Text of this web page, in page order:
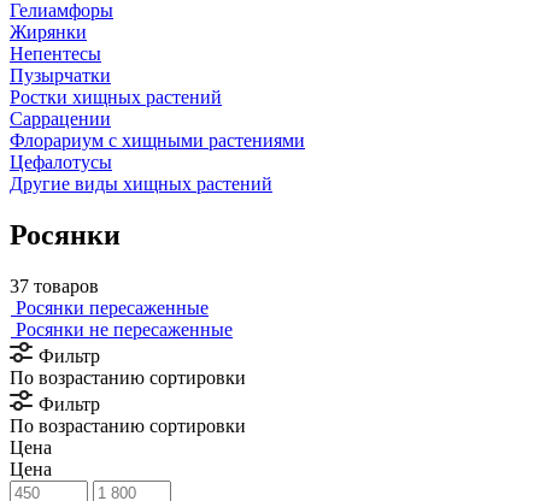
Гелиамфоры
Жирянки
Непентесы
Пузырчатки
Ростки хищных растений
Саррацении
Флорариум с хищными растениями
Цефалотусы
Другие виды хищных растений
Росянки
37 товаров
Росянки пересаженные
Росянки не пересаженные
Фильтр
По возрастанию сортировки
Фильтр
По возрастанию сортировки
Цена
Цена